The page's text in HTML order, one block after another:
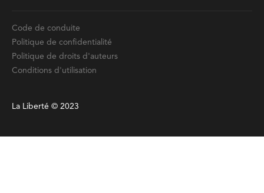
Code de conduite
Politique de confidentialité
Politique de droits d'auteurs
Conditions d'utilisation
La Liberté © 2023